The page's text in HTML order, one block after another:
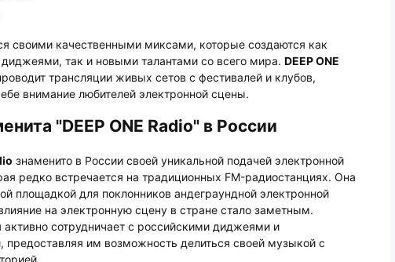
своими качественными миксами, которые создаются как
так и новыми талантами со всего мира. DEEP ONE
трансляции живых сетов с фестивалей и клубов,
внимание любителей электронной сцены.
"DEEP ONE Radio" в России
знаменито в России своей уникальной подачей электронной
редко встречается на традиционных FM-радиостанциях. Она
площадкой для поклонников андеграундной электронной
на электронную сцену в стране стало заметным.
активно сотрудничает с российскими диджеями и
предоставляя им возможность делиться своей музыкой с